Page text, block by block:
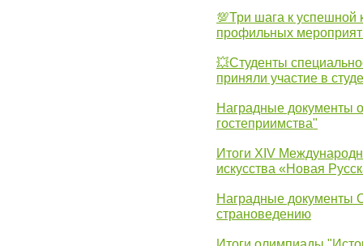
💯Три шага к успешной
профильных
💥Студенты
приняли участие в
Наградные документы
гостеприимства"
Итоги XIV
искусства «Новая
Наградные документы
страноведению